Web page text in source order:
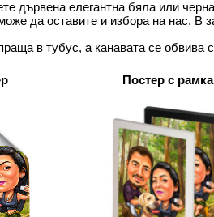
дървена елегантна бяла или
да оставите и избора на нас. В
в тубус, а канавата се обвива
Постер с рамка